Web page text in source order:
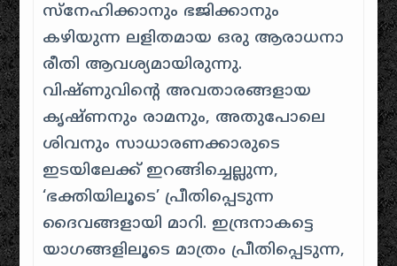
സ്നേഹിക്കാനും ഭജിക്കാനും
കഴിയുന്ന ലളിതമായ ഒരു ആരാധനാ
രീതി ആവശ്യമായിരുന്നു.
വിഷ്ണുവിന്റെ അവതാരങ്ങളായ
കൃഷ്ണനും രാമനും, അതുപോലെ
ശിവനും സാധാരണക്കാരുടെ
ഇടയിലേക്ക് ഇറങ്ങിച്ചെല്ലുന്ന,
‘ഭക്തിയിലൂടെ’ പ്രീതിപ്പെടുന്ന
ദൈവങ്ങളായി മാറി. ഇന്ദ്രനാകട്ടെ
യാഗങ്ങളിലൂടെ മാത്രം പ്രീതിപ്പെടുന്ന,